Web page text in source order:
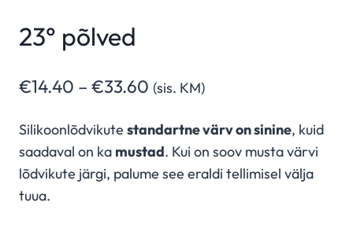
23° põlved
€14.40 – €33.60 Hinnavahemik:
kuni
€33.60
(sis. KM)
Silikoonlõdvikute standartne värv on sinine, kuid
saadaval on ka mustad. Kui on soov musta värvi
lõdvikute järgi, palume see eraldi tellimisel välja
tuua.